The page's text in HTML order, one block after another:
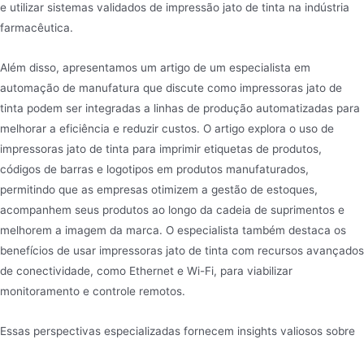
e utilizar sistemas validados de impressão jato de tinta na indústria
farmacêutica.
Além disso, apresentamos um artigo de um especialista em
automação de manufatura que discute como impressoras jato de
tinta podem ser integradas a linhas de produção automatizadas para
melhorar a eficiência e reduzir custos. O artigo explora o uso de
impressoras jato de tinta para imprimir etiquetas de produtos,
códigos de barras e logotipos em produtos manufaturados,
permitindo que as empresas otimizem a gestão de estoques,
acompanhem seus produtos ao longo da cadeia de suprimentos e
melhorem a imagem da marca. O especialista também destaca os
benefícios de usar impressoras jato de tinta com recursos avançados
de conectividade, como Ethernet e Wi-Fi, para viabilizar
monitoramento e controle remotos.
Essas perspectivas especializadas fornecem insights valiosos sobre